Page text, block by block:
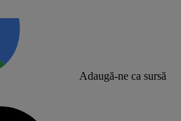
Adaugă-ne ca sursă